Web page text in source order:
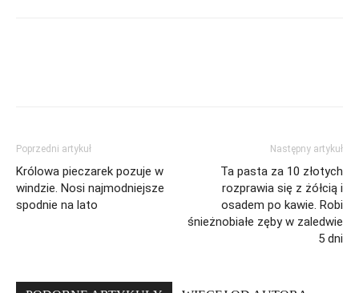
Poprzedni artykuł
Królowa pieczarek pozuje w
windzie. Nosi najmodniejsze
spodnie na lato
Następny artykuł
Ta pasta za 10 złotych
rozprawia się z żółcią i
osadem po kawie. Robi
śnieżnobiałe zęby w zaledwie
5 dni